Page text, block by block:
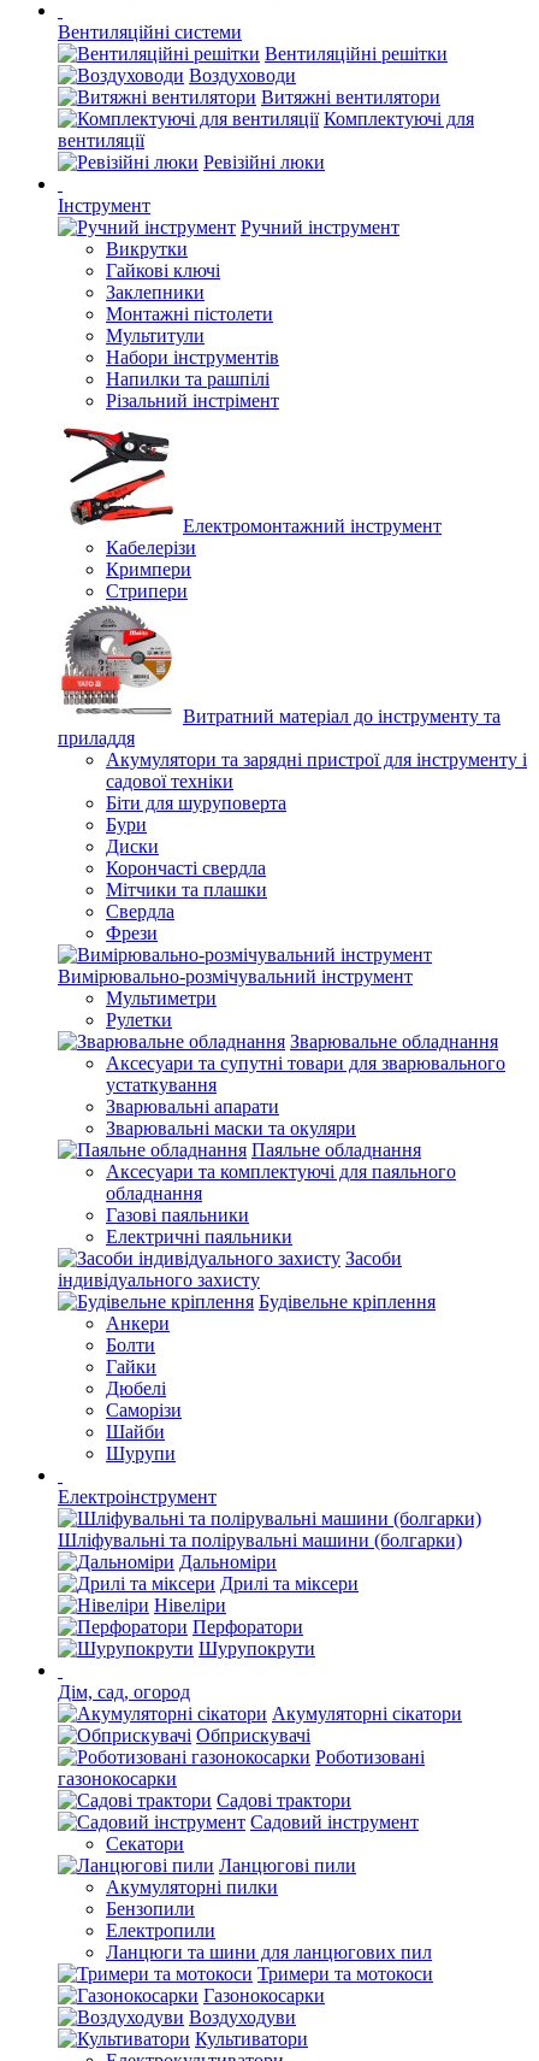
Вентиляційні системи
Вентиляційні решітки
Воздуховоди
Витяжні вентилятори
Комплектуючі для
вентиляції
Ревізійні люки
Інструмент
Ручний інструмент
Викрутки
Гайкові ключі
Заклепники
Монтажні пістолети
Мультитули
Набори інструментів
Напилки та рашпілі
Різальний інстрімент
Електромонтажний інструмент
Кабелерізи
Кримпери
Стрипери
Витратний матеріал до інструменту та
приладдя
Акумулятори та зарядні пристрої для інструменту і
садової техніки
Біти для шуруповерта
Бури
Диски
Корончасті свердла
Мітчики та плашки
Свердла
Фрези
Вимірювально-розмічувальний інструмент
Мультиметри
Рулетки
Зварювальне обладнання
Аксесуари та супутні товари для зварювального
устаткування
Зварювальні апарати
Зварювальні маски та окуляри
Паяльне обладнання
Аксесуари та комплектуючі для паяльного
обладнання
Газові паяльники
Електричні паяльники
Засоби
індивідуального захисту
Будівельне кріплення
Анкери
Болти
Гайки
Дюбелі
Саморізи
Шайби
Шурупи
Електроінструмент
Шліфувальні та полірувальні машини (болгарки)
Дальноміри
Дрилі та міксери
Нівеліри
Перфоратори
Шурупокрути
Дім, сад, огород
Акумуляторні сікатори
Обприскувачі
Роботизовані
газонокосарки
Садові трактори
Садовий інструмент
Секатори
Ланцюгові пили
Акумуляторні пилки
Бензопили
Електропили
Ланцюги та шини для ланцюгових пил
Тримери та мотокоси
Газонокосарки
Воздуходуви
Культиватори